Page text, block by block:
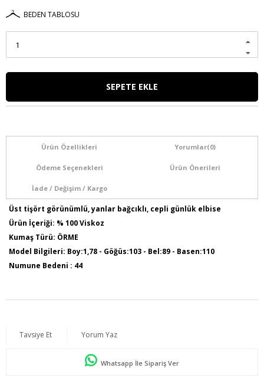
BEDEN TABLOSU
Ürün Özellikleri Yorumlar(0)
Ödeme Seçenekleri Ürün Önerileri
İade / Değişim / Kargo
Üst tişört görünümlü, yanlar bağcıklı, cepli günlük elbise
Ürün İçeriği: % 100 Viskoz
Kumaş Türü: ÖRME
Model Bilgileri: Boy:1,78 - Göğüs:103 - Bel:89 - Basen:110
Numune Bedeni : 44
Tavsiye Et Yorum Yaz
Whatsapp İle Sipariş Ver